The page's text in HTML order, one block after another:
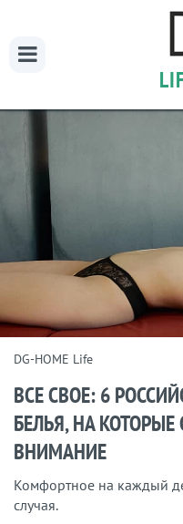
DG-HOME Life
ВСЕ СВОЕ: 6
БЕЛЬЯ, НА КОТОРЫЕ
ВНИМАНИЕ
Комфортное на каждый
случая.